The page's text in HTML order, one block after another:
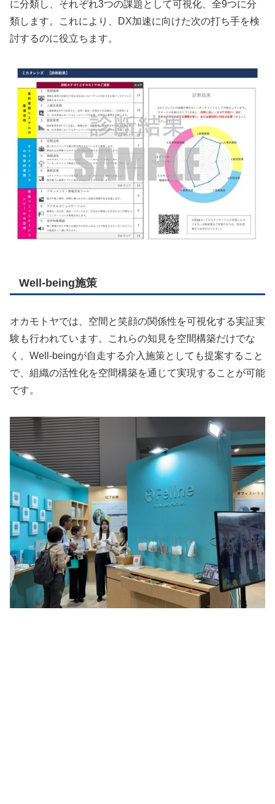
に分類し、それぞれ3つの課題として可視化、全9つに分
類します。これにより、DX加速に向けた次の打ち手を検
討するのに役立ちます。
Well-being施策
オカモトヤでは、空間と笑顔の関係性を可視化する実証実
験も行われています。これらの知見を空間構築だけでな
く、Well-beingが自走する介入施策としても提案すること
で、組織の活性化を空間構築を通じて実現することが可能
です。